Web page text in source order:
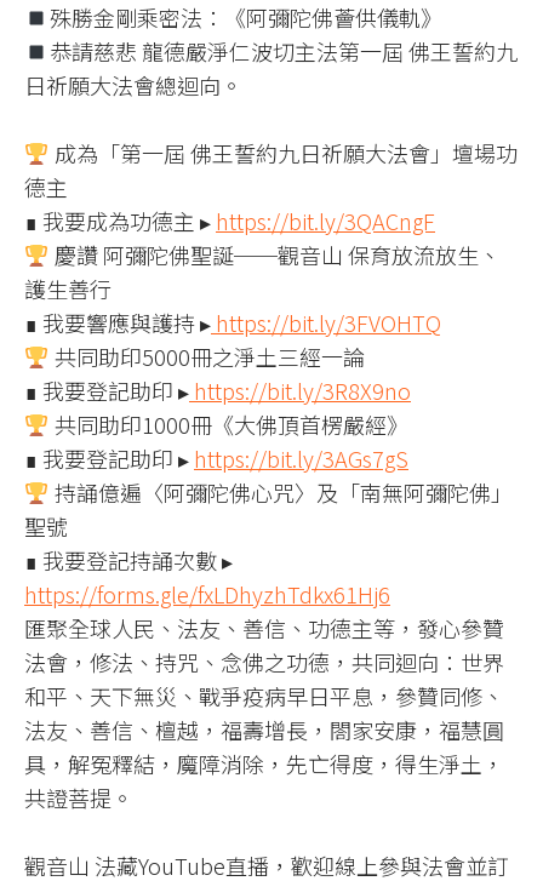
殊勝金剛乘密法：《阿彌陀佛薈供儀軌》
恭請慈悲 龍德嚴淨仁波切主法第一屆 佛王誓約九
日祈願大法會總迴向。
成為「第一屆 佛王誓約九日祈願大法會」壇場功
德主
∎ 我要成為功德主 ▸https://bit.ly/3QACngF
慶讚 阿彌陀佛聖誕──觀音山 保育放流放生、
護生善行
∎ 我要響應與護持 ▸https://bit.ly/3FVOHTQ
共同助印5000冊之淨土三經一論
∎ 我要登記助印 ▸https://bit.ly/3R8X9no
共同助印1000冊《大佛頂首楞嚴經》
∎ 我要登記助印 ▸https://bit.ly/3AGs7gS
持誦億遍〈阿彌陀佛心咒〉及「南無阿彌陀佛」
聖號
∎ 我要登記持誦次數 ▸
https://forms.gle/fxLDhyzhTdkx61Hj6
匯聚全球人民、法友、善信、功德主等，發心參贊
法會，修法、持咒、念佛之功德，共同迴向：世界
和平、天下無災、戰爭疫病早日平息，參贊同修、
法友、善信、檀越，福壽增長，閤家安康，福慧圓
具，解冤釋結，魔障消除，先亡得度，得生淨土，
共證菩提。
觀音山 法藏YouTube直播，歡迎線上參與法會並訂